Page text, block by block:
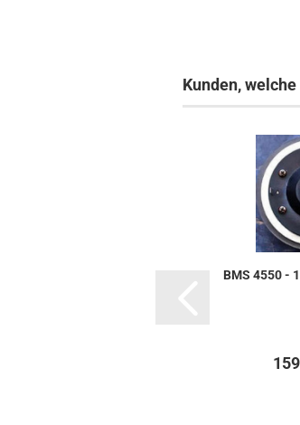
Kunden,
BMS 4550 -